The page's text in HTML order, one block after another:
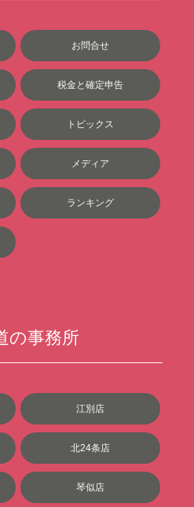
お問合せ
税金と確定申告
トピックス
メディア
ランキング
の事務所
江別店
北24条店
琴似店